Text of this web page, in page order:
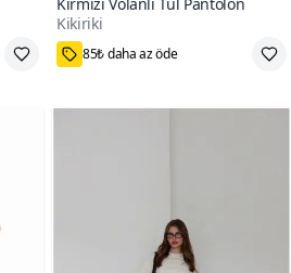
Kikiriki
100+
85₺ daha az öde